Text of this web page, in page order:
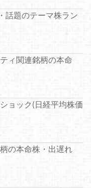
話題のテーマ株ラン
ィ関連銘柄の本命
ョック(日経平均株価
の本命株・出遅れ